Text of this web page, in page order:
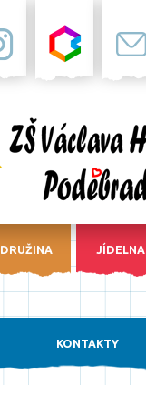
DRUŽINA JÍDELNA
KONTAKTY